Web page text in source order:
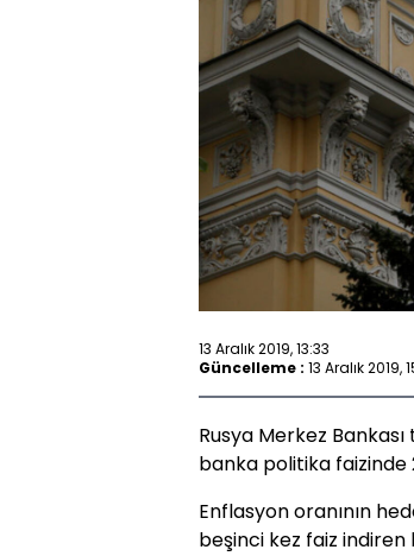
13 Aralık 2019, 13:33
Güncelleme : 13 Aralık 2019,
Rusya Merkez
banka politika faizinde
Enflasyon oranının
beşinci kez faiz